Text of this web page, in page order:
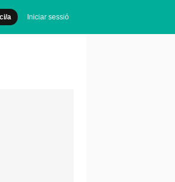
a Iniciar sessió